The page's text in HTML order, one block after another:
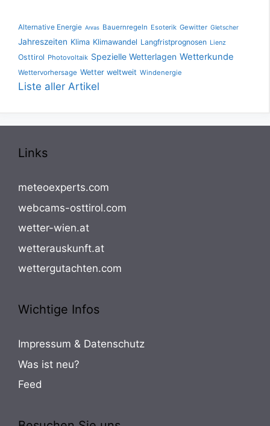
Alternative Energie Anras Bauernregeln Esoterik Gewitter Gletscher
Jahreszeiten Klima Klimawandel Langfristprognosen Lienz
Osttirol Photovoltaik Spezielle Wetterlagen Wetterkunde
Wettervorhersage Wetter weltweit Windenergie
Liste aller Artikel
Links
meteoexperts.com
webcams-osttirol.com
wetter-wien.at
wetterauskunft.at
wettergutachten.com
Wichtige Infos
Impressum & Datenschutz
Was ist neu?
Feed